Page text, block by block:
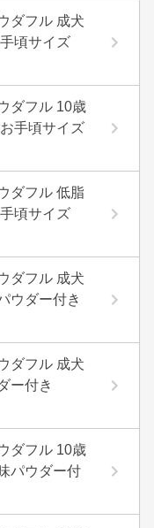
ダフル 成犬
頃サイズ
ダフル 10歳
手頃サイズ
ダフル 低脂
頃サイズ
ダフル 成犬
ウダー付き
ダフル 成犬
ー付き
ダフル 10歳
パウダー付